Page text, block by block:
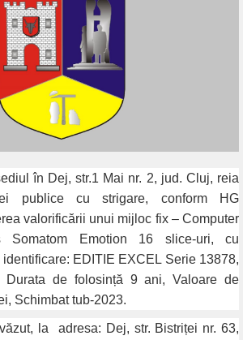
în Dej, str.1 Mai nr. 2, jud. Cluj, reia
publice cu strigare, conform HG
valorificării unui mijloc fix – Computer
Somatom Emotion 16 slice-uri, cu
EDITIE EXCEL Serie 13878,
Durata de folosință 9 ani, Valoare de
Schimbat tub-2023.
la
adresa: Dej, str. Bistriței nr. 63,